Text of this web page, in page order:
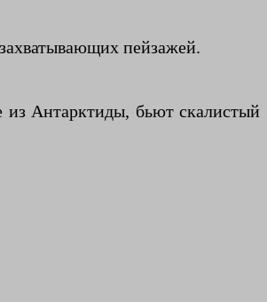
пейзажей.
из Антарктиды, бьют скалистый